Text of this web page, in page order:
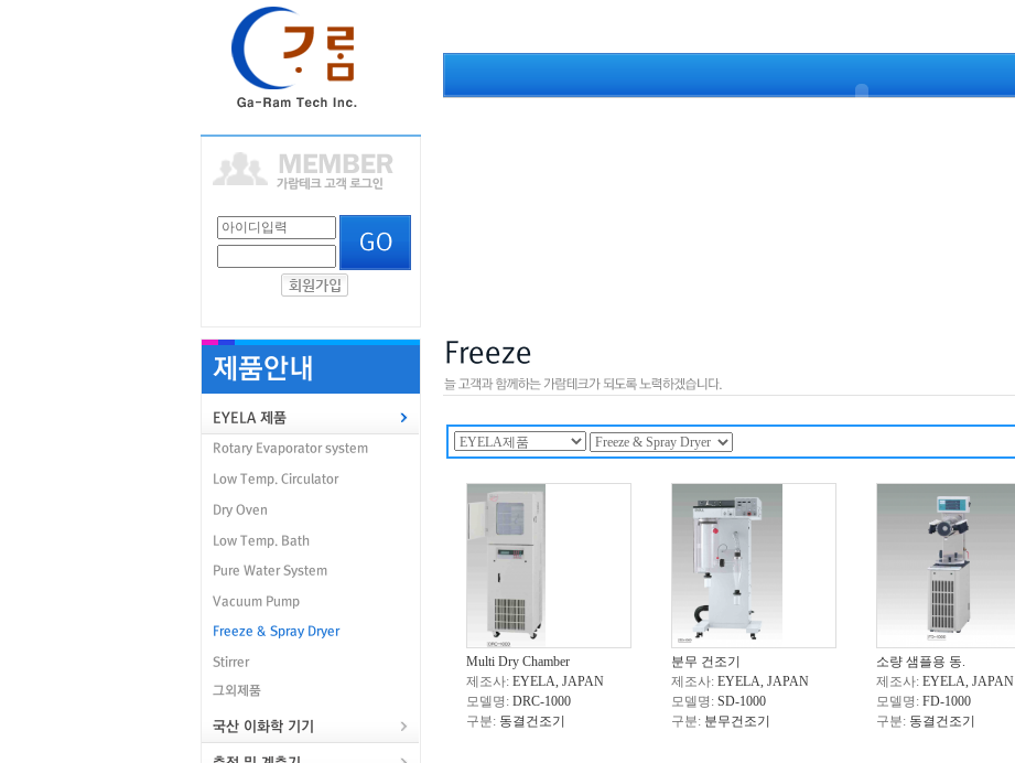
Multi Dry Chamber
제조사: EYELA, JAPAN
모델명: DRC-1000
구분: 동결건조기
분무 건조기
제조사: EYELA, JAPAN
모델명: SD-1000
구분: 분무건조기
소량 샘플용 동.
제조사: EYELA, JAPAN
모델명: FD-1000
구분: 동결건조기